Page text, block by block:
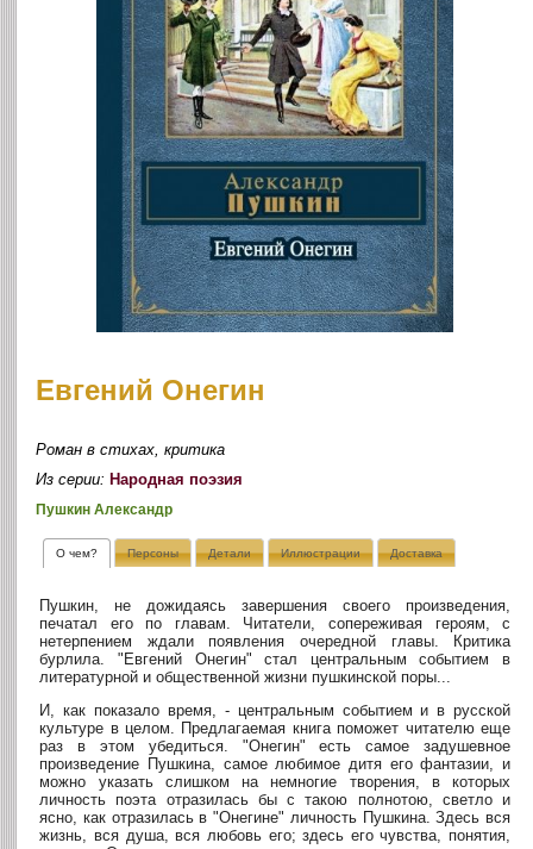
Евгений Онегин
Роман в стихах, критика
Из серии: Народная поэзия
Пушкин Александр
О чем? Персоны Детали Иллюстрации Доставка
Пушкин, не дожидаясь завершения своего произведения,
печатал его по главам. Читатели, сопереживая героям, с
нетерпением ждали появления очередной главы. Критика
бурлила. "Евгений Онегин" стал центральным событием в
литературной и общественной жизни пушкинской поры...
И, как показало время, - центральным событием и в русской
культуре в целом. Предлагаемая книга поможет читателю еще
раз в этом убедиться. "Онегин" есть самое задушевное
произведение Пушкина, самое любимое дитя его фантазии, и
можно указать слишком на немногие творения, в которых
личность поэта отразилась бы с такою полнотою, светло и
ясно, как отразилась в "Онегине" личность Пушкина. Здесь вся
жизнь, вся душа, вся любовь его; здесь его чувства, понятия,